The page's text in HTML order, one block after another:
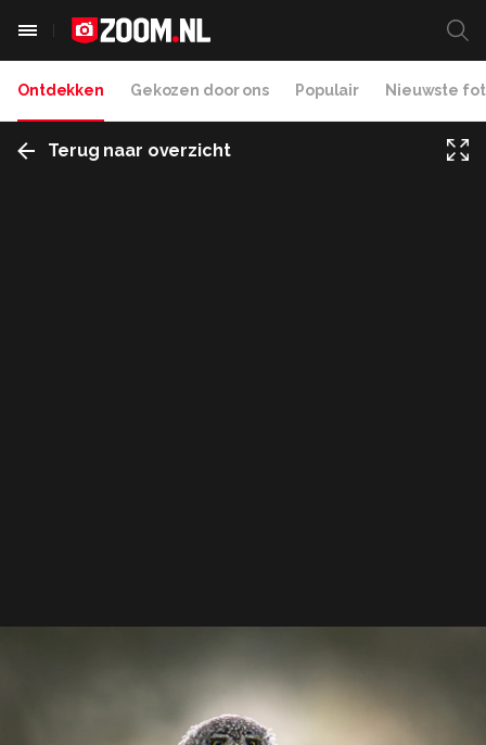
Ontdekken Gekozen door ons Populair Nieuwste
Terug naar overzicht